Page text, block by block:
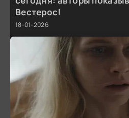
Вестерос!
18-01-2026